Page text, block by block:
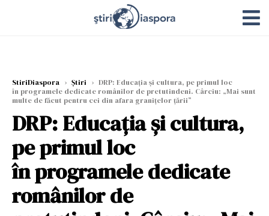
StiriDiaspora › Știri › DRP: Educația și cultura, pe primul loc
în programele dedicate românilor de pretutindeni. Cârciu: „Mai sunt
multe de făcut pentru cei din afara granițelor țării”
DRP: Educația și cultura,
pe primul loc
în programele dedicate
românilor de